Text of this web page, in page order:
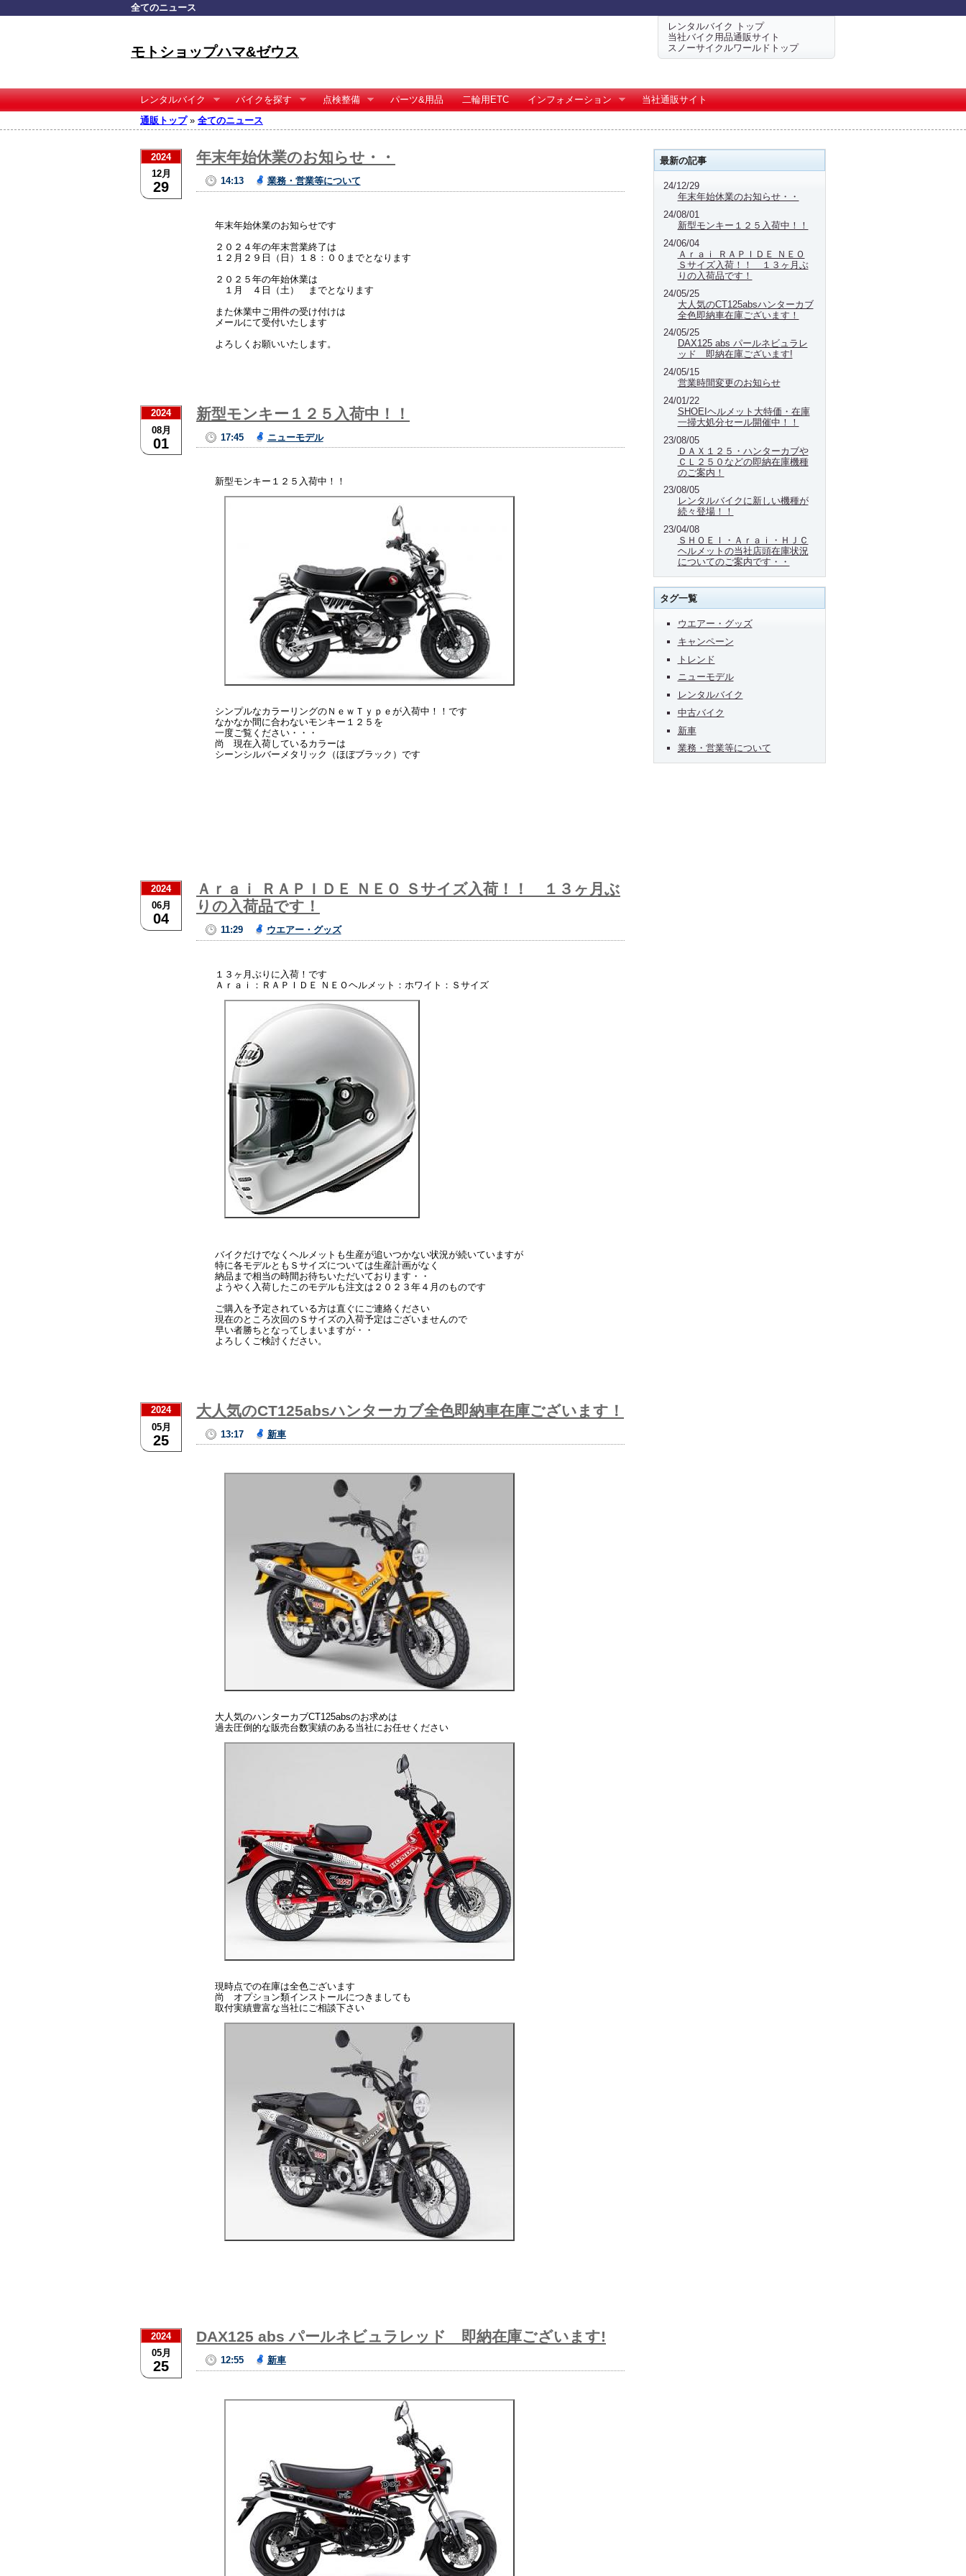
全てのニュース
モトショップハマ&ゼウス
レンタルバイク トップ
当社バイク用品通販サイト
スノーサイクルワールドトップ
レンタルバイク バイクを探す 点検整備 パーツ&用品 二輪用ETC インフォメーション
当社通販サイト
通販トップ» 全てのニュース
2024
12月
29
年末年始休業のお知らせ・・
14:13 業務・営業等について
年末年始休業のお知らせです
２０２４年の年末営業終了は
１２月２９日（日）１８：００までとなります
２０２５年の年始休業は
１月 ４日（土） までとなります
また休業中ご用件の受け付けは
メールにて受付いたします
よろしくお願いいたします。
2024
08月
01
新型モンキー１２５入荷中！！
17:45 ニューモデル
新型モンキー１２５入荷中！！
シンプルなカラーリングのＮｅｗＴｙｐｅが入荷中！！です
なかなか間に合わないモンキー１２５を
一度ご覧ください・・・
尚 現在入荷しているカラーは
シーンシルバーメタリック（ほぼブラック）です
2024
06月
04
Ａｒａｉ ＲＡＰＩＤＥ ＮＥＯ Ｓサイズ入荷！！ １３ヶ月ぶ
りの入荷品です！
11:29 ウエアー・グッズ
１３ヶ月ぶりに入荷！です
Ａｒａｉ：ＲＡＰＩＤＥ ＮＥＯヘルメット：ホワイト：Ｓサイズ
バイクだけでなくヘルメットも生産が追いつかない状況が続いていますが
特に各モデルともＳサイズについては生産計画がなく
納品まで相当の時間お待ちいただいております・・
ようやく入荷したこのモデルも注文は２０２３年４月のものです
ご購入を予定されている方は直ぐにご連絡ください
現在のところ次回のＳサイズの入荷予定はございませんので
早い者勝ちとなってしまいますが・・
よろしくご検討ください。
2024
05月
25
大人気のCT125absハンターカブ全色即納車在庫ございます！
13:17 新車
大人気のハンターカブCT125absのお求めは
過去圧倒的な販売台数実績のある当社にお任せください
現時点での在庫は全色ございます
尚 オプション類インストールにつきましても
取付実績豊富な当社にご相談下さい
2024
05月
25
DAX125 abs パールネビュラレッド 即納在庫ございます!
12:55 新車
最新の記事
24/12/29
年末年始休業のお知らせ・・
24/08/01
新型モンキー１２５入荷中！！
24/06/04
Ａｒａｉ ＲＡＰＩＤＥ ＮＥＯ
Ｓサイズ入荷！！ １３ヶ月ぶ
りの入荷品です！
24/05/25
大人気のCT125absハンターカブ
全色即納車在庫ございます！
24/05/25
DAX125 abs パールネビュラレ
ッド 即納在庫ございます!
24/05/15
営業時間変更のお知らせ
24/01/22
SHOEIヘルメット大特価・在庫
一掃大処分セール開催中！！
23/08/05
ＤＡＸ１２５・ハンターカブや
ＣＬ２５０などの即納在庫機種
のご案内！
23/08/05
レンタルバイクに新しい機種が
続々登場！！
23/04/08
ＳＨＯＥＩ・Ａｒａｉ・ＨＪＣ
ヘルメットの当社店頭在庫状況
についてのご案内です・・
タグ一覧
ウエアー・グッズ
キャンペーン
トレンド
ニューモデル
レンタルバイク
中古バイク
新車
業務・営業等について